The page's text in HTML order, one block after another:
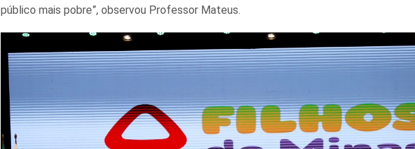
público mais pobre”, observou Professor Mateus.